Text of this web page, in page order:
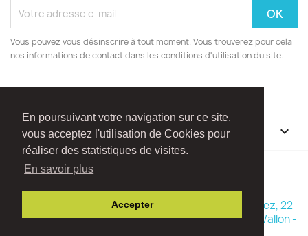
En poursuivant votre navigation sur ce site,
vous acceptez l'utilisation de Cookies pour
réaliser des statistiques de visites.
En savoir plus
Accepter
Vous pouvez vous désinscrire à tout moment. Vous trouverez pour cela
nos informations de contact dans les conditions d'utilisation du site.
INFORMATIONS 
FacebookInstagram
© 2026 - Boutique Madame Framboise - Rue Ry d'Hez, 22
1470 Baisy-Thy (Commune de Genappe - Brabant Wallon -